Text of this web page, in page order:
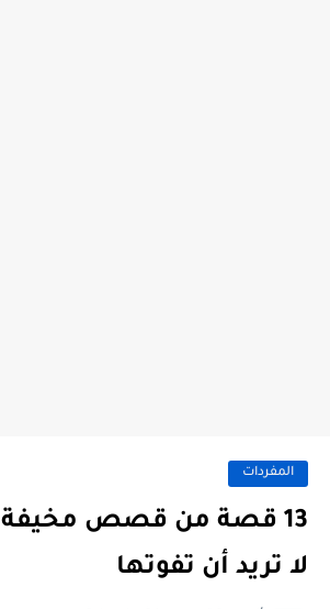
المفردات
13 قصة من قصص مخيفة
لا تريد أن تفوتها